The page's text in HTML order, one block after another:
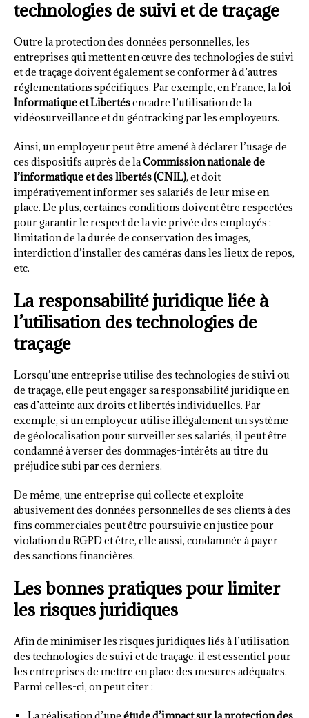
technologies de suivi et de traçage
Outre la protection des données personnelles, les
entreprises qui mettent en œuvre des technologies de suivi
et de traçage doivent également se conformer à d’autres
réglementations spécifiques. Par exemple, en France, laloi
Informatique et Libertésencadre l’utilisation de la
vidéosurveillance et du géotracking par les employeurs.
Ainsi, un employeur peut être amené à déclarer l’usage de
ces dispositifs auprès de laCommission nationale de
l’informatique et des libertés (CNIL), et doit
impérativement informer ses salariés de leur mise en
place. De plus, certaines conditions doivent être respectées
pour garantir le respect de la vie privée des employés :
limitation de la durée de conservation des images,
interdiction d’installer des caméras dans les lieux de repos,
etc.
La responsabilité juridique liée à
l’utilisation des technologies de
traçage
Lorsqu’une entreprise utilise des technologies de suivi ou
de traçage, elle peut engager sa responsabilité juridique en
cas d’atteinte aux droits et libertés individuelles. Par
exemple, si un employeur utilise illégalement un système
de géolocalisation pour surveiller ses salariés, il peut être
condamné à verser des dommages-intérêts au titre du
préjudice subi par ces derniers.
De même, une entreprise qui collecte et exploite
abusivement des données personnelles de ses clients à des
fins commerciales peut être poursuivie en justice pour
violation du RGPD et être, elle aussi, condamnée à payer
des sanctions financières.
Les bonnes pratiques pour limiter
les risques juridiques
Afin de minimiser les risques juridiques liés à l’utilisation
des technologies de suivi et de traçage, il est essentiel pour
les entreprises de mettre en place des mesures adéquates.
Parmi celles-ci, on peut citer :